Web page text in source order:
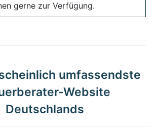
gerne zur Verfügung.
umfassendste
Website
Deutschlands